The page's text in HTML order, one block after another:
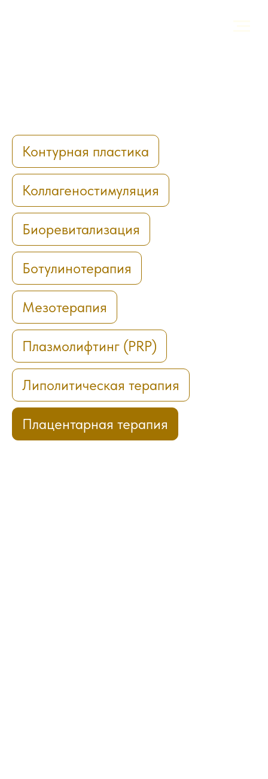
Контурная пластика
Коллагеностимуляция
Биоревитализация
Ботулинотерапия
Мезотерапия
Плазмолифтинг (PRP)
Липолитическая терапия
Плацентарная терапия